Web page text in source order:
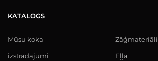
KATALOGS
Mūsu koka
izstrādājumi
Zāģmateriāli
Eļļa